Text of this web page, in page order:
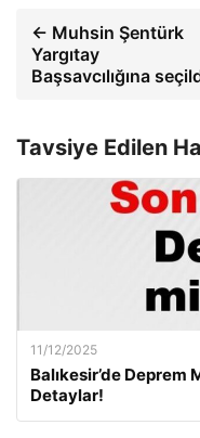
← Muhsin Şentürk
Yargıtay
Başsavcılığına
Tavsiye Edilen
11/12/2025
Balıkesir’de Deprem
Detaylar!